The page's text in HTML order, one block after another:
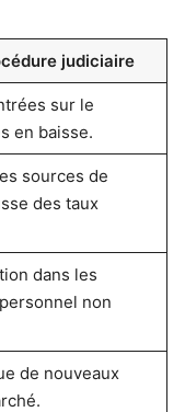
judiciaire
sur le
en baisse.
sources de
des taux
dans les
non
de nouveaux